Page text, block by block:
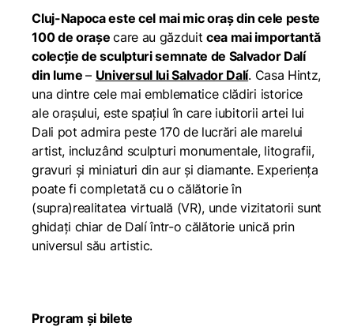
Cluj-Napoca este cel mai mic oraș din cele peste
100 de orașecare au găzduitcea mai importantă
colecție de sculpturi semnate de Salvador Dalí
din lume– Universul lui Salvador Dalí. Casa Hintz,
una dintre cele mai emblematice clădiri istorice
ale orașului, este spațiul în care iubitorii artei lui
Dali pot admira peste 170 de lucrări ale marelui
artist, incluzând sculpturi monumentale, litografii,
gravuri și miniaturi din aur și diamante. Experiența
poate fi completată cu o călătorie în
(supra)realitatea virtuală (VR), unde vizitatorii sunt
ghidați chiar de Dalí într-o călătorie unică prin
universul său artistic.
Program și bilete